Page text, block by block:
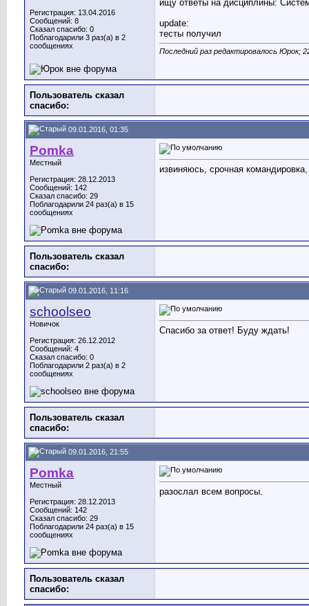
Регистрация: 13.04.2016
Сообщений: 8
Сказал спасибо: 0
Поблагодарили 3 раз(а) в 2
сообщениях
ищу ответы на дисциплины:
update:
тесты получил
Последний раз редактировалось Юрок;
Пользователь сказал
cпасибо:
09.01.2016, 01:35
Pomka
Местный
Регистрация: 28.12.2013
Сообщений: 142
Сказал спасибо: 29
Поблагодарили 24 раз(а) в 15
сообщениях
извиняюсь, срочная
Пользователь сказал
cпасибо:
09.01.2016, 11:16
schoolseo
Новичок
Регистрация: 26.12.2012
Сообщений: 4
Сказал спасибо: 0
Поблагодарили 2 раз(а) в 2
сообщениях
Спасибо за ответ! Буду ждать!
Пользователь сказал
cпасибо:
09.01.2016, 21:55
Pomka
Местный
Регистрация: 28.12.2013
Сообщений: 142
Сказал спасибо: 29
Поблагодарили 24 раз(а) в 15
сообщениях
разослал всем вопросы.
Пользователь сказал
cпасибо: